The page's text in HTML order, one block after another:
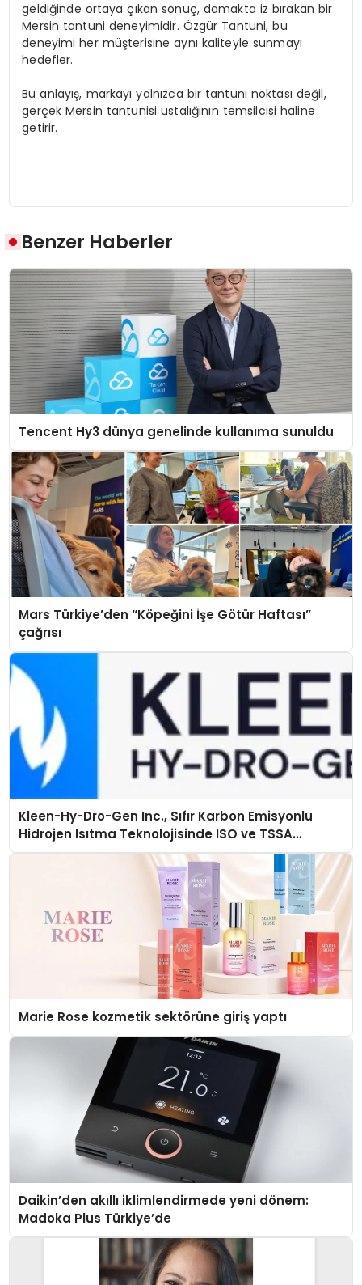
geldiğinde ortaya çıkan sonuç, damakta iz bırakan bir
Mersin tantuni deneyimidir. Özgür Tantuni, bu
deneyimi her müşterisine aynı kaliteyle sunmayı
hedefler.
Bu anlayış, markayı yalnızca bir tantuni noktası değil,
gerçek Mersin tantunisi ustalığının temsilcisi haline
getirir.
Benzer Haberler
Tencent Hy3 dünya genelinde kullanıma sunuldu
Mars Türkiye’den “Köpeğini İşe Götür Haftası”
çağrısı
Kleen-Hy-Dro-Gen Inc., Sıfır Karbon Emisyonlu
Hidrojen Isıtma Teknolojisinde ISO ve TSSA
Düzenleyici Onaylarını Aldı
Marie Rose kozmetik sektörüne giriş yaptı
Daikin’den akıllı iklimlendirmede yeni dönem:
Madoka Plus Türkiye’de